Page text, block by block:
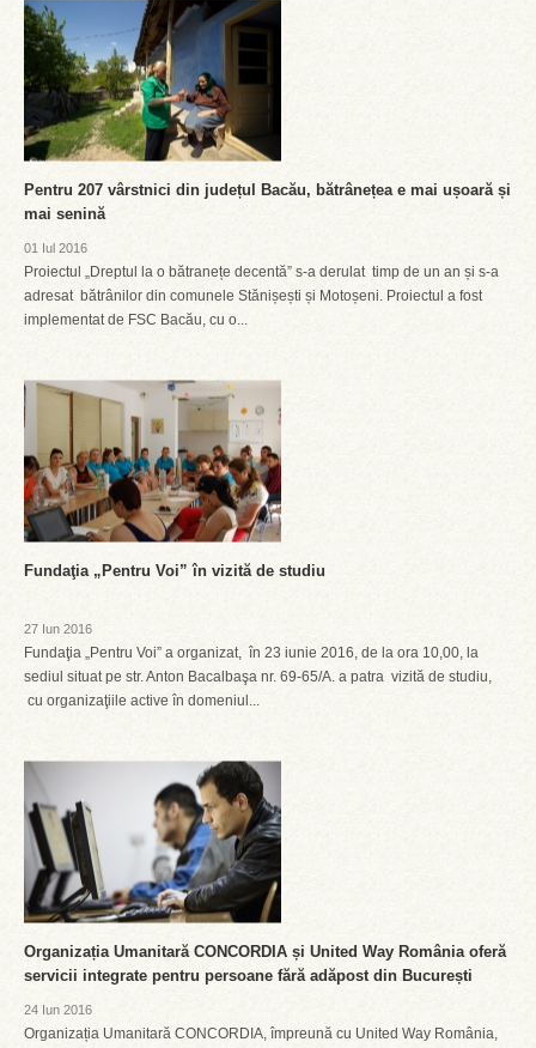
Pentru 207 vârstnici din județul Bacău, bătrânețea e mai ușoară și
mai senină
01 Iul 2016
Proiectul „Dreptul la o bătranețe decentă” s-a derulat timp de un an și s-a
adresat bătrânilor din comunele Stănișești și Motoșeni. Proiectul a fost
implementat de FSC Bacău, cu o...
Fundaţia „Pentru Voi” în vizită de studiu
27 Iun 2016
Fundaţia „Pentru Voi” a organizat, în 23 iunie 2016, de la ora 10,00, la
sediul situat pe str. Anton Bacalbaşa nr. 69-65/A. a patra vizită de studiu,
cu organizaţiile active în domeniul...
Organizația Umanitară CONCORDIA și United Way România oferă
servicii integrate pentru persoane fără adăpost din București
24 Iun 2016
Organizația Umanitară CONCORDIA, împreună cu United Way România,